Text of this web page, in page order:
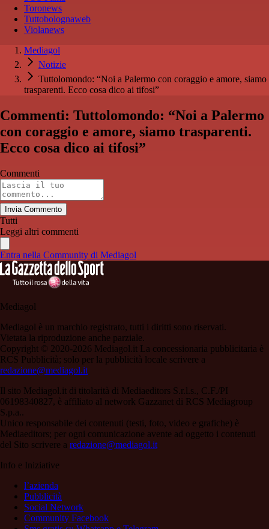
Toronews
Tuttobolognaweb
Violanews
Mediagol
Notizie
Tuttolomondo: “Noi a Palermo con coraggio e amore, siamo
trasparenti. Ecco cosa dico ai tifosi”
Commenti: Tuttolomondo: “Noi a Palermo
con coraggio e amore, siamo trasparenti.
Ecco cosa dico ai tifosi”
Commenti
Invia Commento
Tutti
Leggi altri commenti
Entra nella Community di Mediagol
Mediagol
Mediagol è un marchio registrato, tutti i diritti sono riservati.
Vietata la riproduzione anche parziale.
Copyright © 2020-2026 Mediagol.it La concessionaria pubblicitaria è
RCS Pubblicità; solo per la pubblicità locale scrivere a
redazione@mediagol.it
Il sito Mediagol.it di titolarità di Mediaeditors S.r.l.s., C.F./PI
06198340827, è affiliato al network Gazzanet di RCS Mediagroup
S.p.a..
Unico responsabile dei contenuti (testi, foto, video e grafiche) è
Mediaeditors; per ogni comunicazione avente ad oggetto i contenuti
del Sito scrivere a redazione@mediagol.it
Info e Iniziative
l’azienda
Pubblicità
Social Network
Community Facebook